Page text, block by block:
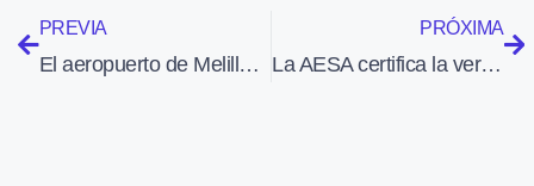
PREVIA
El aeropuerto de Melilla publica su informe de gestión 2009
PRÓXIMA
La AESA certifica la versión multimisión del TBM 850